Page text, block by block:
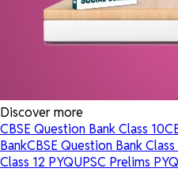
Discover more
CBSE Question Bank Class 10
BankCBSE Question Bank Class
Class 12 PYQUPSC Prelims PYQ